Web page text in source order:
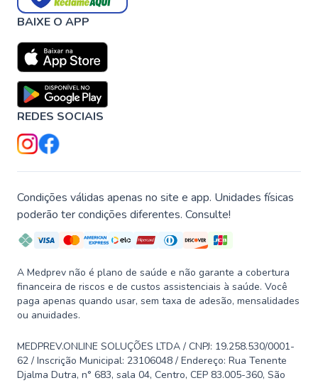
BAIXE O APP
REDES SOCIAIS
Condições válidas apenas no site e app. Unidades físicas
poderão ter condições diferentes. Consulte!
A Medprev não é plano de saúde e não garante a cobertura
financeira de riscos e de custos assistenciais à saúde. Você
paga apenas quando usar, sem taxa de adesão, mensalidades
ou anuidades.
MEDPREV.ONLINE SOLUÇÕES LTDA / CNPJ: 19.258.530/0001-
62 / Inscrição Municipal: 23106048 / Endereço: Rua Tenente
Djalma Dutra, n° 683, sala 04, Centro, CEP 83.005-360, São